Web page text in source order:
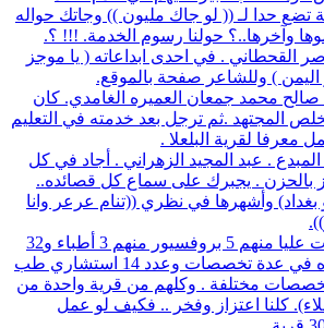
تضع حدا لـ (( لو جاك مليون )) وجاتك حواله
وآخرها..؟ حولنا رسوم الخدمة. !!! ؟.
القحطاني . في احدى ابداعاته ( يا موجز
اليمن ) وللشاعر صفحة بالموقع.
. صالح محمد جمعان العميره الغامدي. كان
المجتهد .ثم ترجل بعد خدمته في التعليم
المبدع . عبد المجيد الزهراني . أجاد في كل
بالحزن . يجبرك على سماع كل قصائده..
بغداد) وأشهرها في نظري ((تنام عرعر وانا
83 حاملي مؤهلات عليا منهم 5 بروفسيور منهم 3 أطباء و32
يحملون الدكتوراه في عدة تخصصات وعدد 14 استشاري طب
تخصصات مختلفة . وكلهم من قرية واحدة من
كلنا اعتزاز وفخر .. فكيف لو عمل